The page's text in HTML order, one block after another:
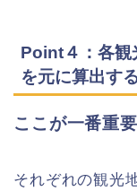
Point４：各観
を元に算出す
ここが一番重
それぞれの観光